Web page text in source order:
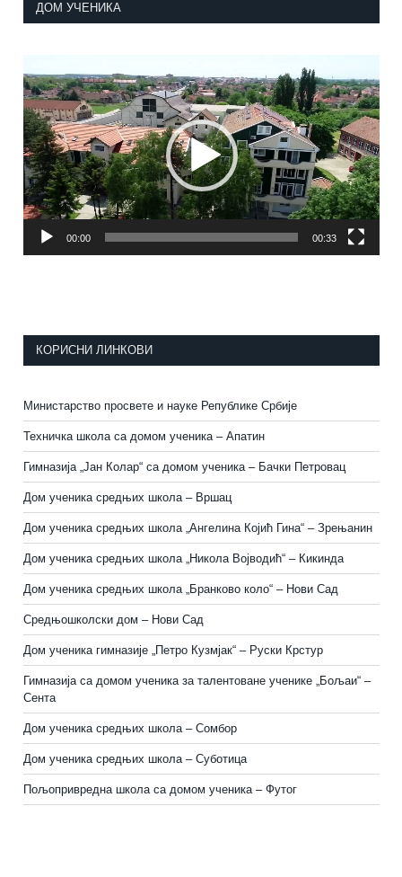
ДОМ УЧЕНИКА
видео
записа
00:00 00:33
КОРИСНИ ЛИНКОВИ
Министарство просвете и науке Републике Србије
Техничка школа са домом ученика – Апатин
Гимназија „Јан Колар“ са домом ученика – Бачки Петровац
Дом ученика средњих школа – Вршац
Дом ученика средњих школа „Ангелина Којић Гина“ – Зрењанин
Дом ученика средњих школа „Никола Војводић“ – Кикинда
Дом ученика средњих школа „Бранково коло“ – Нови Сад
Средњошколски дом – Нови Сад
Дом ученика гимназије „Петро Кузмјак“ – Руски Крстур
Гимназија са домом ученика за талентоване ученике „Бољаи“ –
Сента
Дом ученика средњих школа – Сомбор
Дом ученика средњих школа – Суботица
Пољопривредна школа са домом ученика– Футог